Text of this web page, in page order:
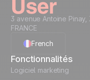
3 avenue Antoine
FRANCE
French
English
Fonctionnalités
Logiciel marketing